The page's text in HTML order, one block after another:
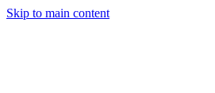
Skip to main content